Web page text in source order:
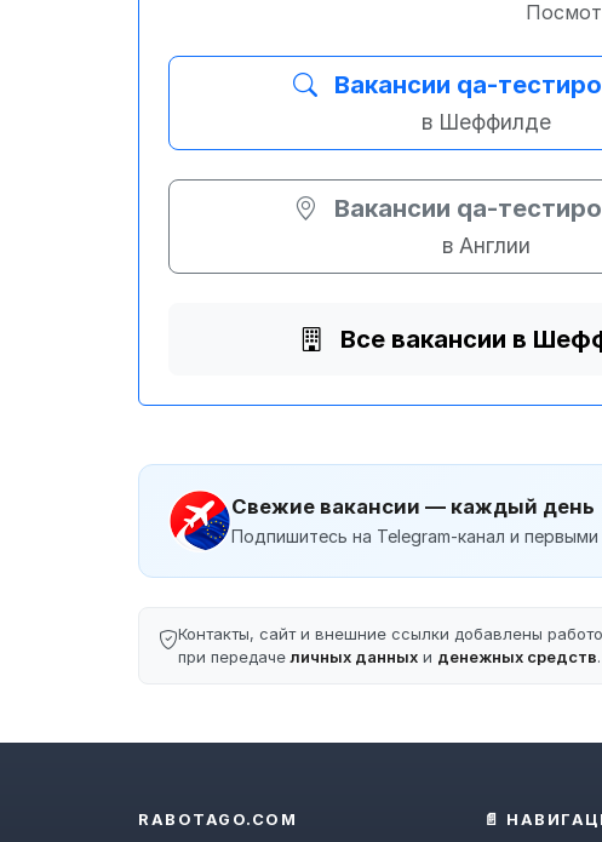
Вакансии qa-
в Шеффилде
Вакансии qa-
в Англии
Все вакансии в
Свежие вакансии — каждый день
Подпишитесь на Telegram-канал и
Контакты, сайт и внешние ссылки добавлены
при передачеличных данных и денежных средств.
RABOTAGO.COM 📄